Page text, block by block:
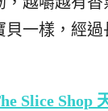
貝一樣，經
Slice Shop